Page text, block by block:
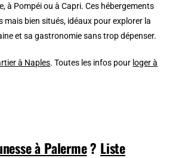
à Pompéi ou à Capri. Ces hébergements
mais bien situés, idéaux pour explorer la
et sa gastronomie sans trop dépenser.
à Naples. Toutes les infos pour loger à
à Palerme? Liste